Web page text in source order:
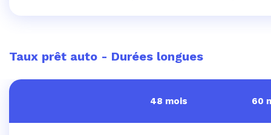
Taux prêt auto - Durées longues
48 mois 60